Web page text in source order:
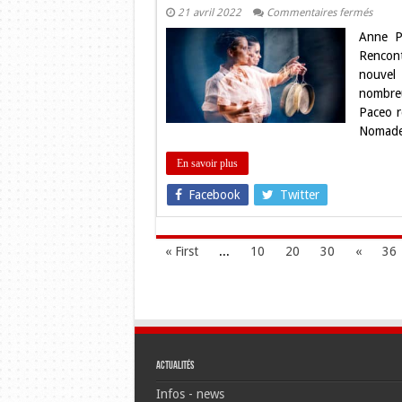
21 avril 2022 Commentaires ferméssur
Anne
Paceo :
« Le
est
au
cœur
de
ma
Anne
nouvel
Paceo
En savoir plus
Facebook Twitter
« First ... 10 20 30 « 36
Actualités
Infos - news